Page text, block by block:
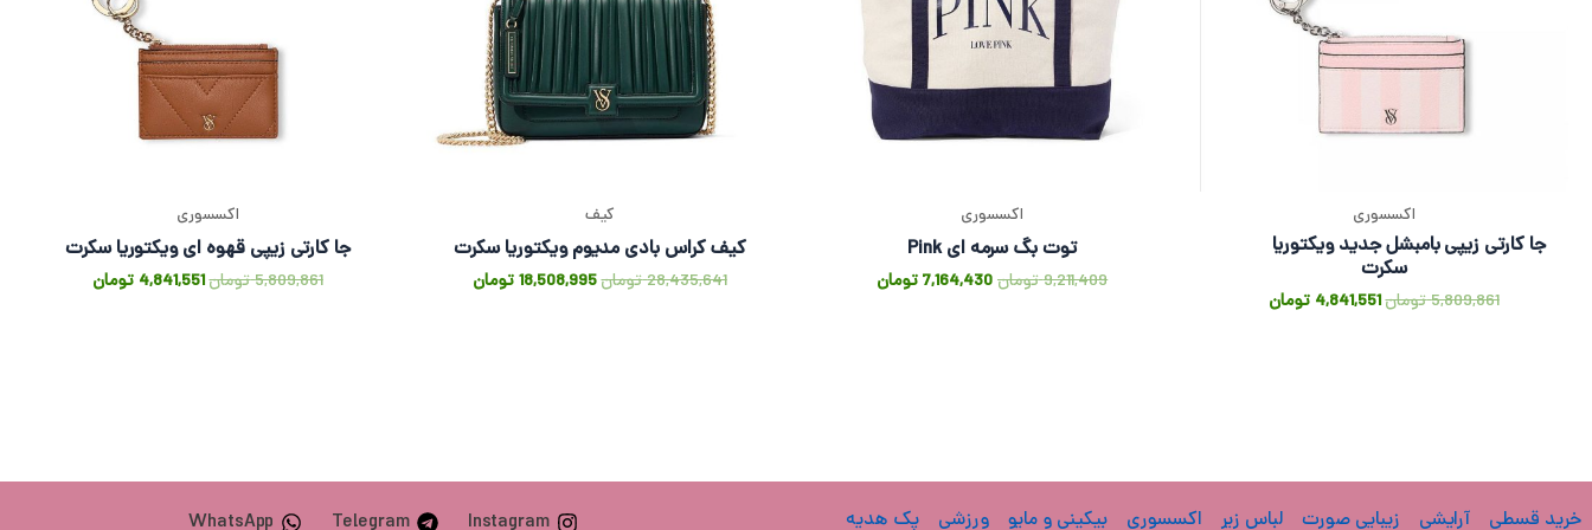
اکسسوری
جا کارتی زیپی بامبشل جدید ویکتوریا
سکرت
5,809,861تومان4,841,551 تومان
اکسسوری
توت بگ سرمه ای Pink
9,211,409تومان7,164,430 تومان
کیف
کیف کراس بادی مدیوم ویکتوریا سکرت
28,435,641تومان18,508,995تومان
اکسسوری
جا کارتی زیپی قهوه ای ویکتوریا سکرت
5,809,861تومان4,841,551 تومان
خرید قسطی آرایشی زیبایی صورت لباس زیر اکسسوری بیکینی و مایو ورزشی پک هدیه Instagram
Telegram
WhatsApp